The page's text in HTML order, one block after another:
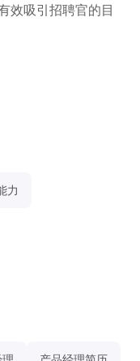
效吸引招聘官的目
力